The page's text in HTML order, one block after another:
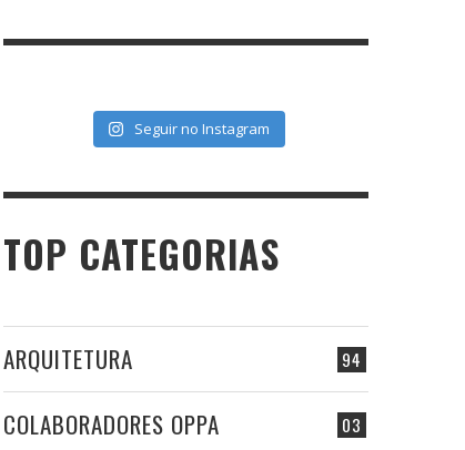
Seguir no Instagram
TOP CATEGORIAS
94
ARQUITETURA
03
COLABORADORES OPPA